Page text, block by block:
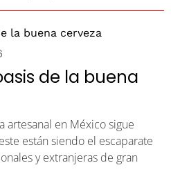
de la buena
artesanal en México sigue
están siendo el escaparate
y extranjeras de gran